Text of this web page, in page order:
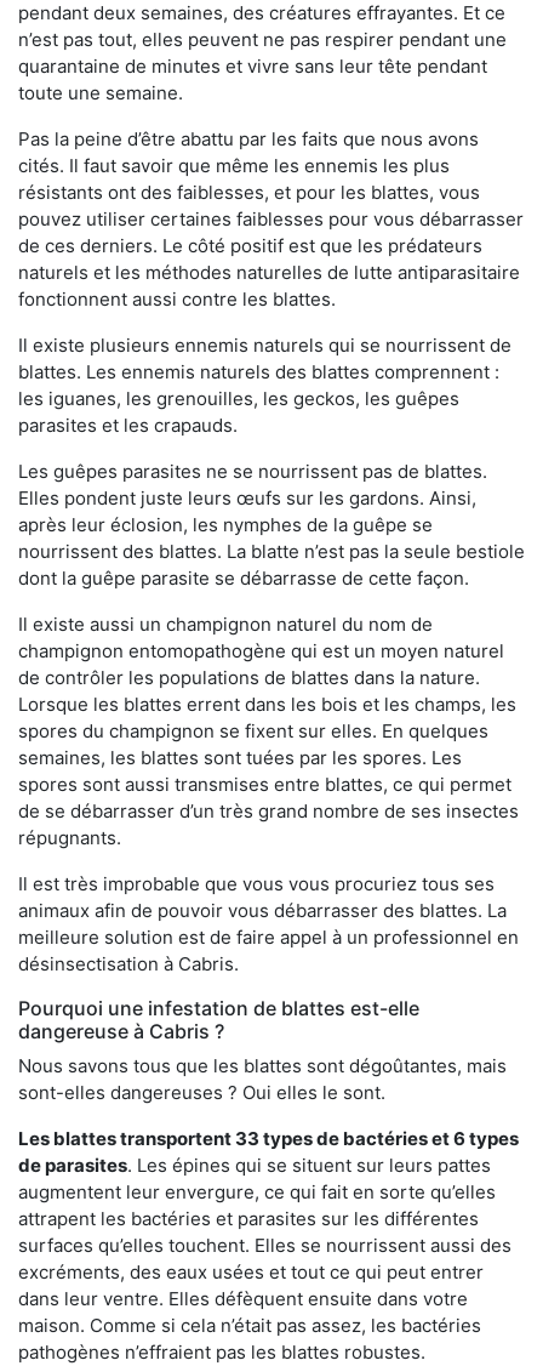
pendant deux semaines, des créatures effrayantes. Et ce
n’est pas tout, elles peuvent ne pas respirer pendant une
quarantaine de minutes et vivre sans leur tête pendant
toute une semaine.
Pas la peine d’être abattu par les faits que nous avons
cités. Il faut savoir que même les ennemis les plus
résistants ont des faiblesses, et pour les blattes, vous
pouvez utiliser certaines faiblesses pour vous débarrasser
de ces derniers. Le côté positif est que les prédateurs
naturels et les méthodes naturelles de lutte antiparasitaire
fonctionnent aussi contre les blattes.
Il existe plusieurs ennemis naturels qui se nourrissent de
blattes. Les ennemis naturels des blattes comprennent :
les iguanes, les grenouilles, les geckos, les guêpes
parasites et les crapauds.
Les guêpes parasites ne se nourrissent pas de blattes.
Elles pondent juste leurs œufs sur les gardons. Ainsi,
après leur éclosion, les nymphes de la guêpe se
nourrissent des blattes. La blatte n’est pas la seule bestiole
dont la guêpe parasite se débarrasse de cette façon.
Il existe aussi un champignon naturel du nom de
champignon entomopathogène qui est un moyen naturel
de contrôler les populations de blattes dans la nature.
Lorsque les blattes errent dans les bois et les champs, les
spores du champignon se fixent sur elles. En quelques
semaines, les blattes sont tuées par les spores. Les
spores sont aussi transmises entre blattes, ce qui permet
de se débarrasser d’un très grand nombre de ses insectes
répugnants.
Il est très improbable que vous vous procuriez tous ses
animaux afin de pouvoir vous débarrasser des blattes. La
meilleure solution est de faire appel à un professionnel en
désinsectisation à Cabris.
Pourquoi une infestation de blattes est-elle
dangereuse à Cabris ?
Nous savons tous que les blattes sont dégoûtantes, mais
sont-elles dangereuses ? Oui elles le sont.
Les blattes transportent 33 types de bactéries et 6 types
de parasites. Les épines qui se situent sur leurs pattes
augmentent leur envergure, ce qui fait en sorte qu’elles
attrapent les bactéries et parasites sur les différentes
surfaces qu’elles touchent. Elles se nourrissent aussi des
excréments, des eaux usées et tout ce qui peut entrer
dans leur ventre. Elles défèquent ensuite dans votre
maison. Comme si cela n’était pas assez, les bactéries
pathogènes n’effraient pas les blattes robustes.